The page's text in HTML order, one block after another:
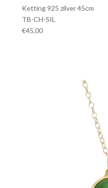
Ketting 925 zilver 45cm
TB-CH-SIL
€45,00